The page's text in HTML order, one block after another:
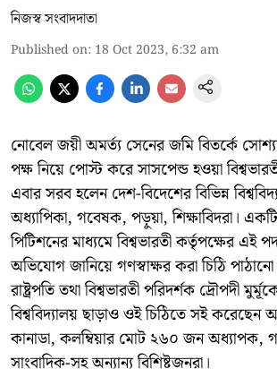
নিজস্ব সংবাদদাতা
Published on: 18 Oct 2023, 6:32 am
নোবেল জয়ী অমর্ত্য সেনের জমি বিতর্কে
পক্ষ নিয়ে পোস্ট করে সাসপেন্ড হওয়া
এবার সরব হলেন দেশ-বিদেশের বিভিন্ন
অধ্যাপিকা, গবেষক, পড়ুয়া, শিক্ষাবিদরা।
পিটিশনের মাধ্যমে বিশ্বভারতী কর্তৃপক্ষের এই
অভিযোগ জানিয়ে গণস্বাক্ষর করা চিঠি
রাষ্ট্রপতি তথা বিশ্বভারতী পরিদর্শক দ্রৌপদী
বিশ্ববিদ্যালয় ছাড়াও ওই চিঠিতে সই করেছেন
কানাডা, কলম্বিয়ার মোট ২৬০ জন অধ্যাপক,
সাংবাদিক-সহ অন্যান্য বিশিষ্টজনরা।